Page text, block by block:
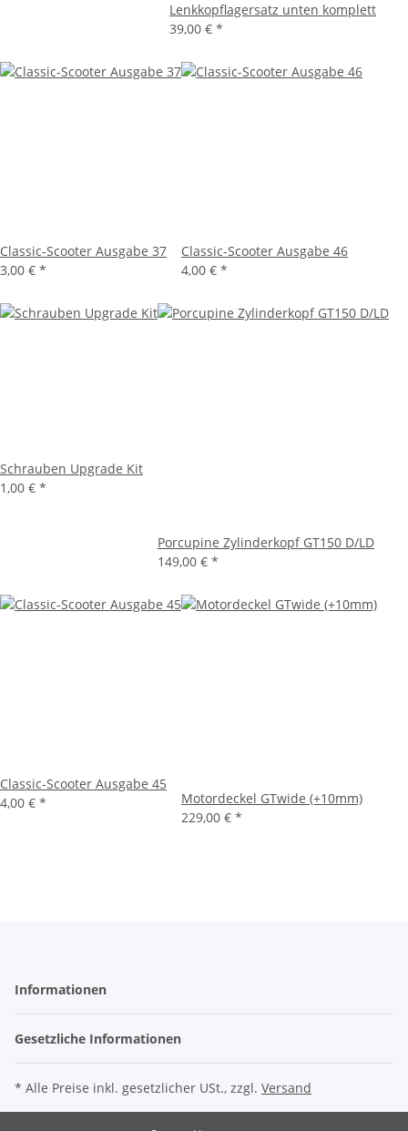
Lenkkopflagersatz unten komplett
39,00 € *
Classic-Scooter Ausgabe 37
3,00 € *
Classic-Scooter Ausgabe 46
4,00 € *
Schrauben Upgrade Kit
1,00 € *
Porcupine Zylinderkopf GT150 D/LD
149,00 € *
Classic-Scooter Ausgabe 45
4,00 € *
Motordeckel GTwide (+10mm)
229,00 € *
Informationen
Gesetzliche Informationen
* Alle Preise inkl. gesetzlicher USt., zzgl. Versand